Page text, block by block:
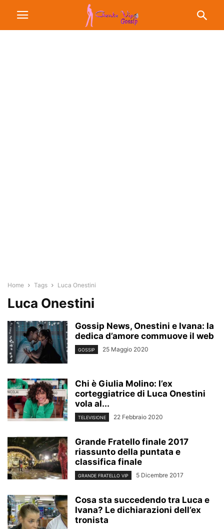
Home Tags Luca Onestini
Luca Onestini
Gossip News, Onestini e Ivana: la
dedica d’amore commuove il web
GOSSIP 25 Maggio 2020
Chi è Giulia Molino: l’ex
corteggiatrice di Luca Onestini
vola al...
TELEVISIONE 22 Febbraio 2020
Grande Fratello finale 2017
riassunto della puntata e
classifica finale
GRANDE FRATELLO VIP 5 Dicembre 2017
Cosa sta succedendo tra Luca e
Ivana? Le dichiarazioni dell’ex
tronista